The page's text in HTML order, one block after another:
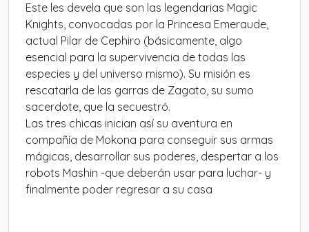
Este les devela que son las legendarias Magic
Knights, convocadas por la Princesa Emeraude,
actual Pilar de Cephiro (básicamente, algo
esencial para la supervivencia de todas las
especies y del universo mismo). Su misión es
rescatarla de las garras de Zagato, su sumo
sacerdote, que la secuestró.
Las tres chicas inician así su aventura en
compañía de Mokona para conseguir sus armas
mágicas, desarrollar sus poderes, despertar a los
robots Mashin -que deberán usar para luchar- y
finalmente poder regresar a su casa